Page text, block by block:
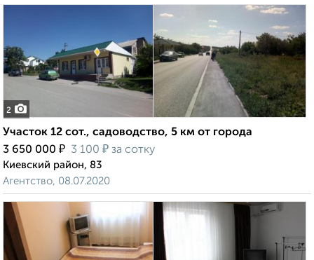
2
Участок 12 сот., садоводство, 5 км от города
3 650 000 ₽ 3 100 ₽ за сотку
Киевский район, 83
Агентство, 08.07.2020